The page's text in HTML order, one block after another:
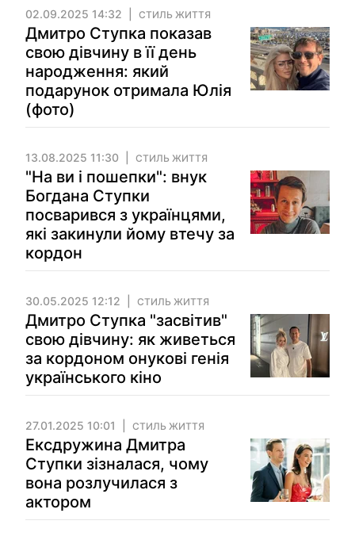
02.09.2025 14:32 СТИЛЬ ЖИТТЯ
Дмитро Ступка показав
свою дівчину в її день
народження: який
подарунок отримала Юлія
(фото)
13.08.2025 11:30 СТИЛЬ ЖИТТЯ
"На ви і пошепки": внук
Богдана Ступки
посварився з українцями,
які закинули йому втечу за
кордон
30.05.2025 12:12 СТИЛЬ ЖИТТЯ
Дмитро Ступка "засвітив"
свою дівчину: як живеться
за кордоном онукові генія
українського кіно
27.01.2025 10:01 СТИЛЬ ЖИТТЯ
Ексдружина Дмитра
Ступки зізналася, чому
вона розлучилася з
актором